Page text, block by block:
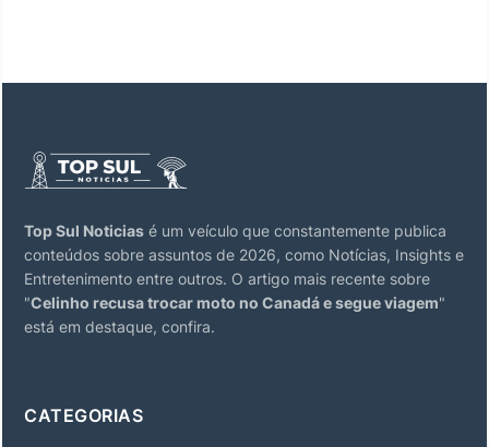
Top Sul Noticias é um veículo que constantemente publica
conteúdos sobre assuntos de 2026, como Notícias, Insights e
Entretenimento entre outros. O artigo mais recente sobre
"Celinho recusa trocar moto no Canadá e segue viagem"
está em destaque, confira.
CATEGORIAS